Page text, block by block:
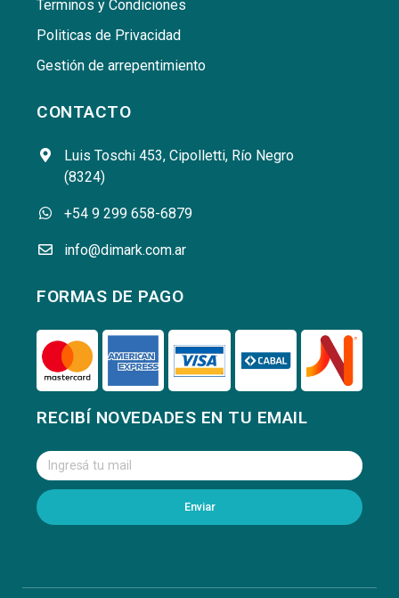
Terminos y Condiciones
Politicas de Privacidad
Gestión de arrepentimiento
CONTACTO
Luis Toschi 453, Cipolletti, Río Negro
(8324)
+54 9 299 658-6879
info@dimark.com.ar
FORMAS DE PAGO
RECIBÍ NOVEDADES EN TU EMAIL
Enviar